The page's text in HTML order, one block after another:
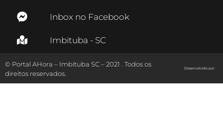
Inbox no Facebook
Imbituba - SC
© Portal AHora – Imbituba SC – 2021 . Todos os
direitos reservados.
Desenvolvido por